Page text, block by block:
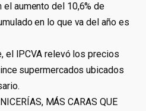
el aumento del 10,6% de
en lo que va del año es
el IPCVA relevó los precios
supermercados ubicados
MÁS CARAS QUE